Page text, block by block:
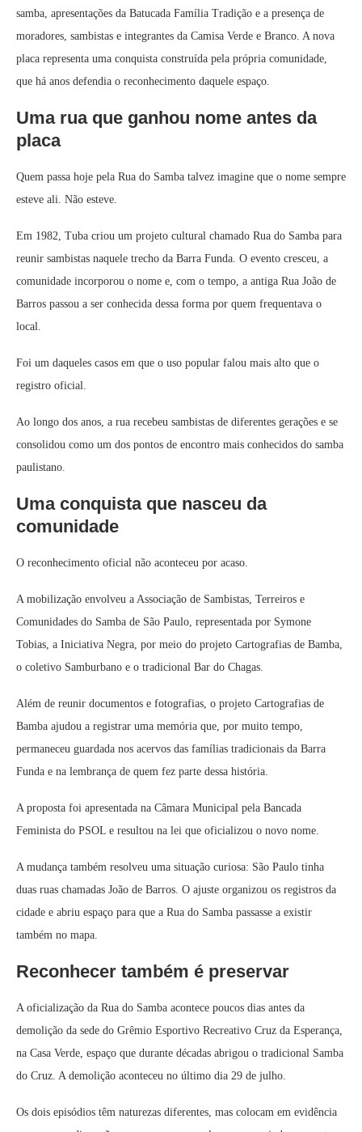
samba, apresentações da Batucada Família Tradição e a presença de
moradores, sambistas e integrantes da Camisa Verde e Branco. A nova
placa representa uma conquista construída pela própria comunidade,
que há anos defendia o reconhecimento daquele espaço.
Uma rua que ganhou nome antes da
placa
Quem passa hoje pela Rua do Samba talvez imagine que o nome sempre
esteve ali. Não esteve.
Em 1982, Tuba criou um projeto cultural chamado Rua do Samba para
reunir sambistas naquele trecho da Barra Funda. O evento cresceu, a
comunidade incorporou o nome e, com o tempo, a antiga Rua João de
Barros passou a ser conhecida dessa forma por quem frequentava o
local.
Foi um daqueles casos em que o uso popular falou mais alto que o
registro oficial.
Ao longo dos anos, a rua recebeu sambistas de diferentes gerações e se
consolidou como um dos pontos de encontro mais conhecidos do samba
paulistano.
Uma conquista que nasceu da
comunidade
O reconhecimento oficial não aconteceu por acaso.
A mobilização envolveu a Associação de Sambistas, Terreiros e
Comunidades do Samba de São Paulo, representada por Symone
Tobias, a Iniciativa Negra, por meio do projeto Cartografias de Bamba,
o coletivo Samburbano e o tradicional Bar do Chagas.
Além de reunir documentos e fotografias, o projeto Cartografias de
Bamba ajudou a registrar uma memória que, por muito tempo,
permaneceu guardada nos acervos das famílias tradicionais da Barra
Funda e na lembrança de quem fez parte dessa história.
A proposta foi apresentada na Câmara Municipal pela Bancada
Feminista do PSOL e resultou na lei que oficializou o novo nome.
A mudança também resolveu uma situação curiosa: São Paulo tinha
duas ruas chamadas João de Barros. O ajuste organizou os registros da
cidade e abriu espaço para que a Rua do Samba passasse a existir
também no mapa.
Reconhecer também é preservar
A oficialização da Rua do Samba acontece poucos dias antes da
demolição da sede do Grêmio Esportivo Recreativo Cruz da Esperança,
na Casa Verde, espaço que durante décadas abrigou o tradicional Samba
do Cruz. A demolição aconteceu no último dia 29 de julho.
Os dois episódios têm naturezas diferentes, mas colocam em evidência